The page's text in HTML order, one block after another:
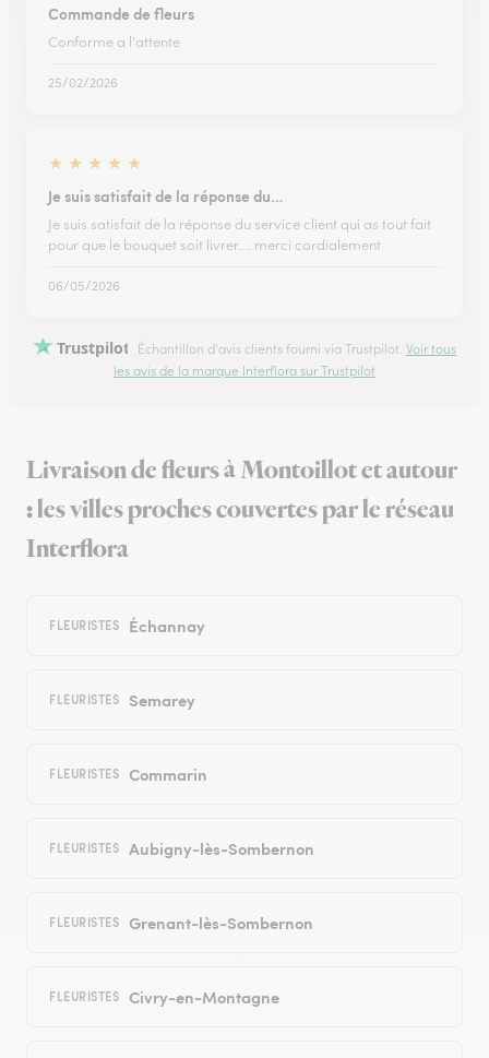
Commande de fleurs
Conforme a l'attente
25/02/2026
★ ★ ★ ★ ★
Je suis satisfait de la réponse du…
Je suis satisfait de la réponse du service client qui as tout fait
pour que le bouquet soit livrer.... merci cordialement
06/05/2026
Trustpilot Échantillon d'avis clients fourni via Trustpilot. Voir tous
les avis de la marque Interflora sur Trustpilot
Livraison de fleurs à Montoillot et autour
: les villes proches couvertes par le réseau
Interflora
FLEURISTES Échannay
FLEURISTES Semarey
FLEURISTES Commarin
FLEURISTES Aubigny-lès-Sombernon
FLEURISTES Grenant-lès-Sombernon
FLEURISTES Civry-en-Montagne